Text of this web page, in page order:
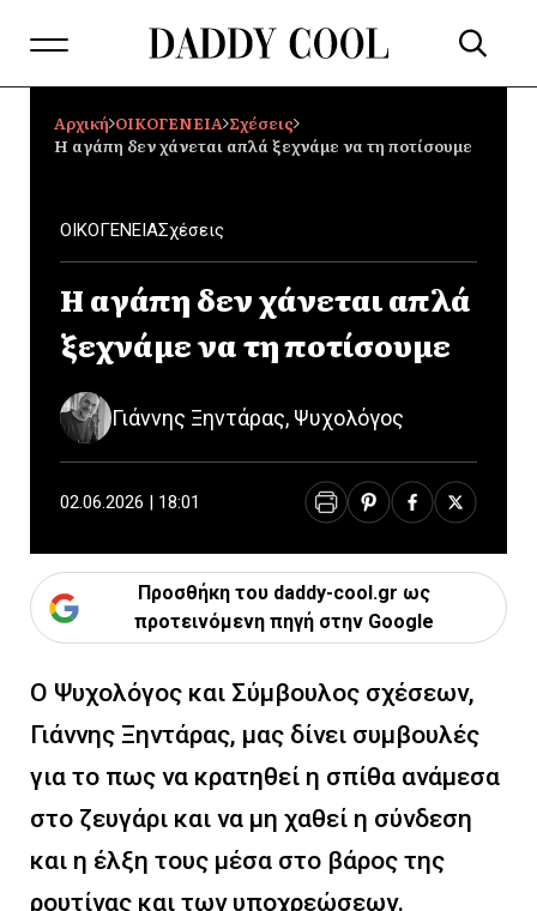
Αρχική ΟΙΚΟΓΕΝΕΙΑ Σχέσεις
Η αγάπη δεν χάνεται απλά ξεχνάμε να τη ποτίσουμε
ΟΙΚΟΓΕΝΕΙΑΣχέσεις
Η αγάπη δεν χάνεται απλά
ξεχνάμε να τη ποτίσουμε
Γιάννης Ξηντάρας, Ψυχολόγος
02.06.2026 | 18:01
Προσθήκη του daddy-cool.gr ως
προτεινόμενη πηγή στην Google
Ο Ψυχολόγος και Σύμβουλος σχέσεων,
Γιάννης Ξηντάρας, μας δίνει συμβουλές
για το πως να κρατηθεί η σπίθα ανάμεσα
στο ζευγάρι και να μη χαθεί η σύνδεση
και η έλξη τους μέσα στο βάρος της
ρουτίνας και των υποχρεώσεων.